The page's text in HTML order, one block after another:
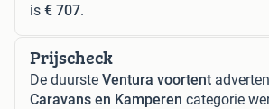
is € 707.
Prijscheck
De duurste Ventura voortent
Caravans en Kamperen categorie